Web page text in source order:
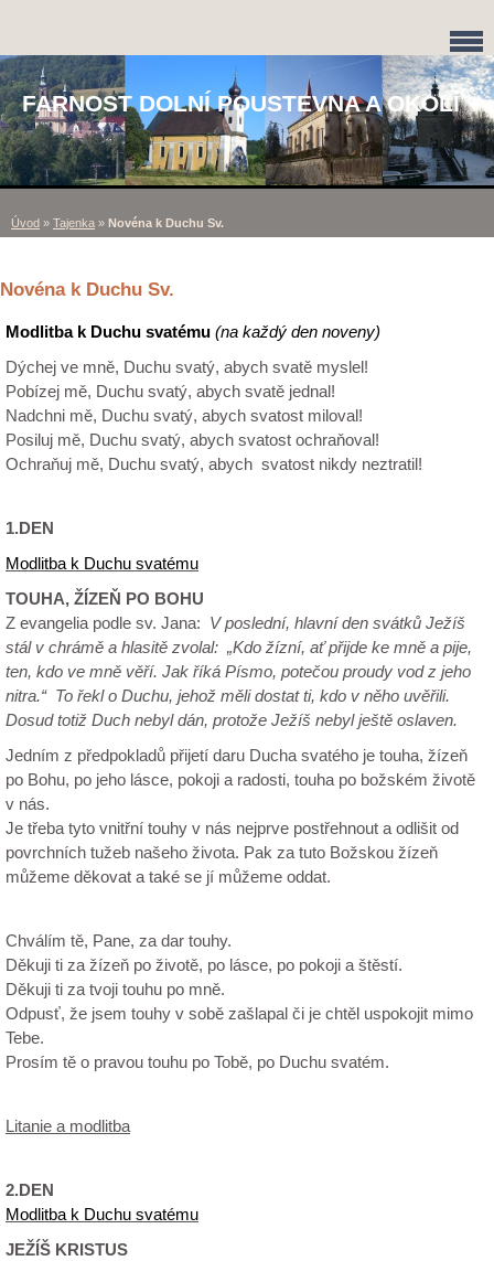
FARNOST DOLNÍ POUSTEVNA A OKOLÍ
Úvod » Tajenka » Novéna k Duchu Sv.
Novéna k Duchu Sv.
Modlitba k Duchu svatému (na každý den noveny)
Dýchej ve mně, Duchu svatý, abych svatě myslel!
Pobízej mě, Duchu svatý, abych svatě jednal!
Nadchni mě, Duchu svatý, abych svatost miloval!
Posiluj mě, Duchu svatý, abych svatost ochraňoval!
Ochraňuj mě, Duchu svatý, abych svatost nikdy neztratil!
1.DEN
Modlitba k Duchu svatému
TOUHA, ŽÍZEŇ PO BOHU
Z evangelia podle sv. Jana: V poslední, hlavní den svátků Ježíš
stál v chrámě a hlasitě zvolal: „Kdo žízní, ať přijde ke mně a pije,
ten, kdo ve mně věří. Jak říká Písmo, potečou proudy vod z jeho
nitra.“ To řekl o Duchu, jehož měli dostat ti, kdo v něho uvěřili.
Dosud totiž Duch nebyl dán, protože Ježíš nebyl ještě oslaven.
Jedním z předpokladů přijetí daru Ducha svatého je touha, žízeň
po Bohu, po jeho lásce, pokoji a radosti, touha po božském životě
v nás.
Je třeba tyto vnitřní touhy v nás nejprve postřehnout a odlišit od
povrchních tužeb našeho života. Pak za tuto Božskou žízeň
můžeme děkovat a také se jí můžeme oddat.
Chválím tě, Pane, za dar touhy.
Děkuji ti za žízeň po životě, po lásce, po pokoji a štěstí.
Děkuji ti za tvoji touhu po mně.
Odpusť, že jsem touhy v sobě zašlapal či je chtěl uspokojit mimo
Tebe.
Prosím tě o pravou touhu po Tobě, po Duchu svatém.
Litanie a modlitba
2.DEN
Modlitba k Duchu svatému
JEŽÍŠ KRISTUS